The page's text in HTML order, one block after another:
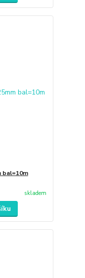
bal=10m
skladem